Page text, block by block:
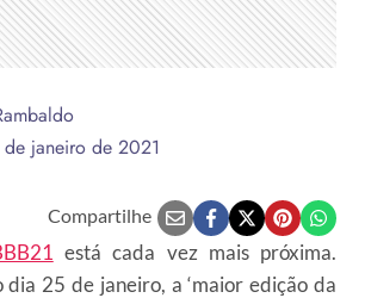
janeiro de 2021
Compartilhe
está cada vez mais próxima.
25 de janeiro, a ‘maior edição da